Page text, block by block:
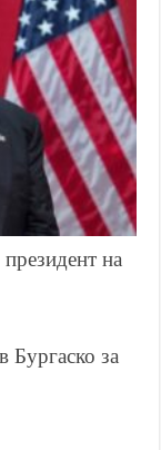
на
Бургаско за